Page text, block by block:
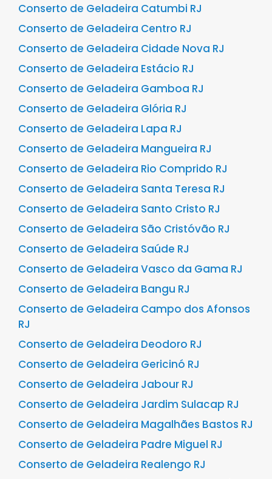
Conserto de Geladeira Catumbi RJ
Conserto de Geladeira Centro RJ
Conserto de Geladeira Cidade Nova RJ
Conserto de Geladeira Estácio RJ
Conserto de Geladeira Gamboa RJ
Conserto de Geladeira Glória RJ
Conserto de Geladeira Lapa RJ
Conserto de Geladeira Mangueira RJ
Conserto de Geladeira Rio Comprido RJ
Conserto de Geladeira Santa Teresa RJ
Conserto de Geladeira Santo Cristo RJ
Conserto de Geladeira São Cristóvão RJ
Conserto de Geladeira Saúde RJ
Conserto de Geladeira Vasco da Gama RJ
Conserto de Geladeira Bangu RJ
Conserto de Geladeira Campo dos Afonsos
RJ
Conserto de Geladeira Deodoro RJ
Conserto de Geladeira Gericinó RJ
Conserto de Geladeira Jabour RJ
Conserto de Geladeira Jardim Sulacap RJ
Conserto de Geladeira Magalhães Bastos RJ
Conserto de Geladeira Padre Miguel RJ
Conserto de Geladeira Realengo RJ